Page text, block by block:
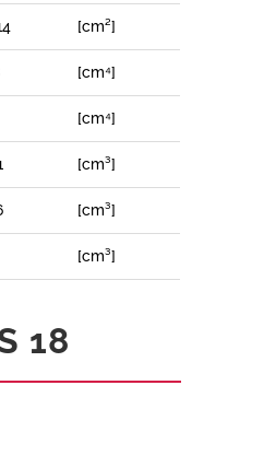
[cm²]
[cm⁴]
[cm⁴]
[cm³]
[cm³]
[cm³]
18